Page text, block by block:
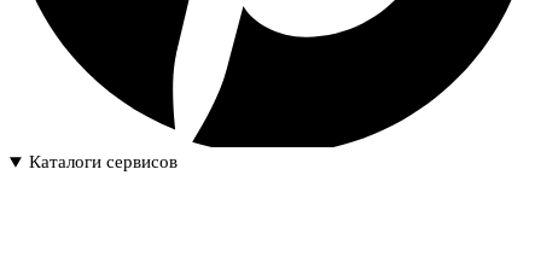
Каталоги сервисов